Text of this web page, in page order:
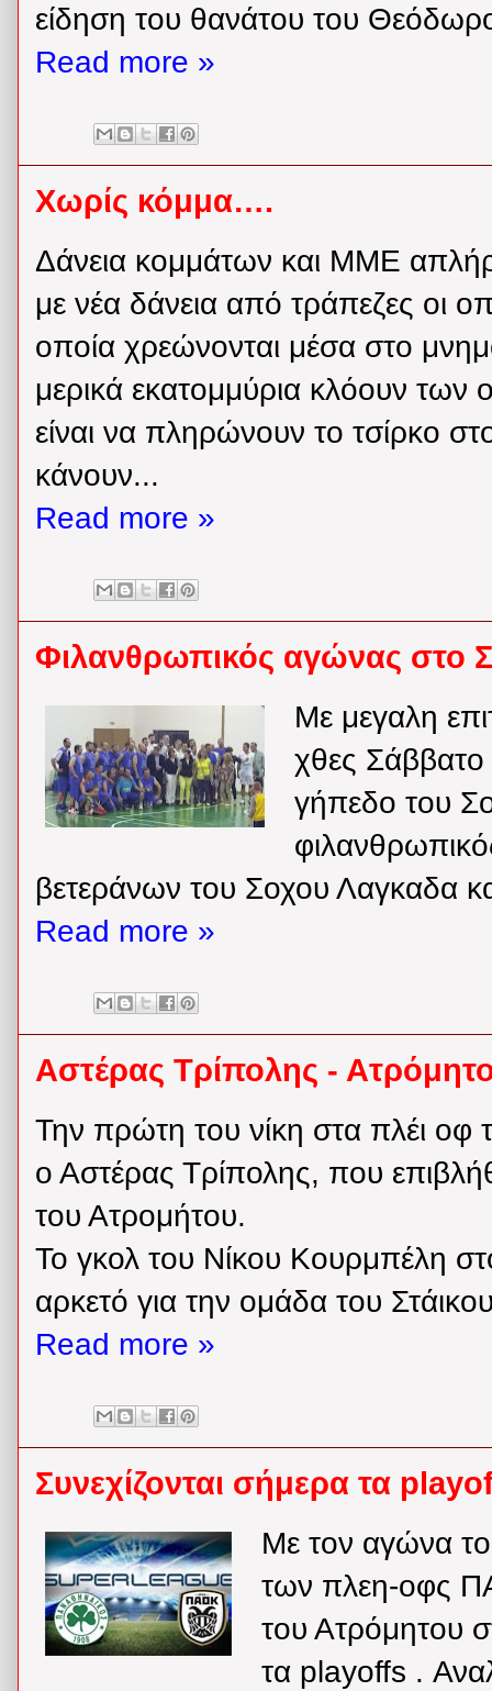
είδηση του θανάτου του
Read more »
Χωρίς κόμμα….
Δάνεια κομμάτων και ΜΜΕ
με νέα δάνεια από τράπεζες οι
οποία χρεώνονται μέσα στο
μερικά εκατομμύρια κλόουν των
είναι να πληρώνουν το τσίρκο
κάνουν...
Read more »
Φιλανθρωπικός αγώνας στο
Με μεγαλη
χθες Σάββατο
γήπεδο του
βετεράνων του Σοχου Λαγκαδα
Read more »
Αστέρας Τρίπολης -
Την πρώτη του νίκη στα πλέι οφ
ο Αστέρας Τρίπολης, που
του Ατρομήτου.
Το γκολ του Νίκου Κουρμπέλη
αρκετό για την ομάδα του
Read more »
Συνεχίζονται σήμερα τα
Με τον αγώνα
των πλεη-οφς
του Ατρόμητου
τα playoffs .